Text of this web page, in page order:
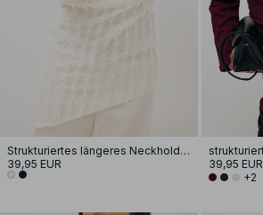
Strukturiertes längeres Neckholder-Top
39,95 EUR
39,95 EUR
+2